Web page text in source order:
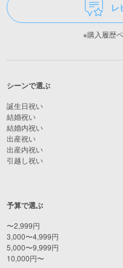
レ
※購入履歴
シーンで選ぶ
誕生日祝い
結婚祝い
結婚内祝い
出産祝い
出産内祝い
引越し祝い
予算で選ぶ
〜2,999円
3,000〜4,999円
5,000〜9,999円
10,000円〜